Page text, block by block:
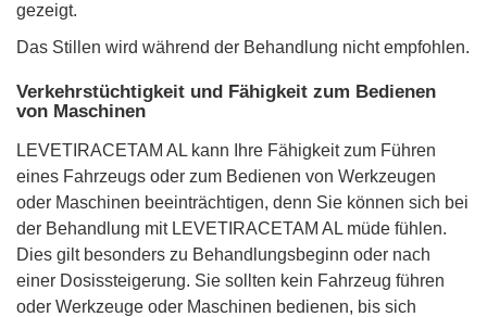
gezeigt.
Das Stillen wird während der Behandlung nicht empfohlen.
Verkehrstüchtigkeit und Fähigkeit zum Bedienen
von Maschinen
LEVETIRACETAM AL kann Ihre Fähigkeit zum Führen
eines Fahrzeugs oder zum Bedienen von Werkzeugen
oder Maschinen beeinträchtigen, denn Sie können sich bei
der Behandlung mit LEVETIRACETAM AL müde fühlen.
Dies gilt besonders zu Behandlungsbeginn oder nach
einer Dosissteigerung. Sie sollten kein Fahrzeug führen
oder Werkzeuge oder Maschinen bedienen, bis sich